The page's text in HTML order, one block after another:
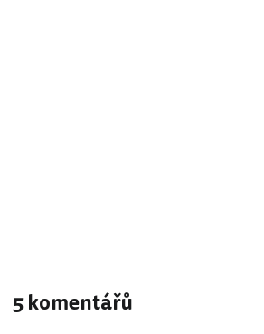
5 komentářů